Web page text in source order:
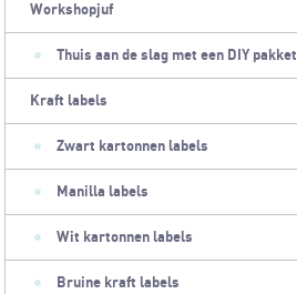
Workshopjuf
Thuis aan de slag met een DIY pakket
Kraft labels
Zwart kartonnen labels
Manilla labels
Wit kartonnen labels
Bruine kraft labels